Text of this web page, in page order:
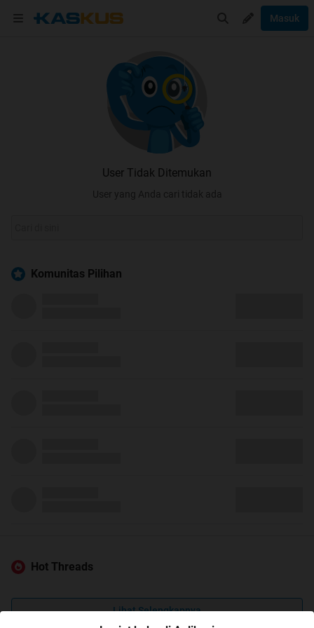
Masuk
User Tidak Ditemukan
User yang Anda cari tidak ada
Komunitas Pilihan
Hot Threads
Lihat Selengkapnya